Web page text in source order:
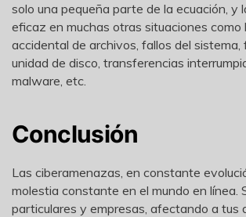
solo una pequeña parte de la ecuación, y
eficaz en muchas otras situaciones como
accidental de archivos, fallos del sistema,
unidad de disco, transferencias
malware, etc.
Conclusión
Las ciberamenazas, en constante
molestia constante en el mundo en línea.
particulares y empresas, afectando a tus